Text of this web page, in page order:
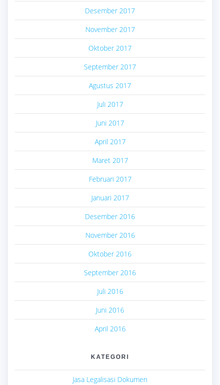
Desember 2017
November 2017
Oktober 2017
September 2017
Agustus 2017
Juli 2017
Juni 2017
April 2017
Maret 2017
Februari 2017
Januari 2017
Desember 2016
November 2016
Oktober 2016
September 2016
Juli 2016
Juni 2016
April 2016
KATEGORI
Jasa Legalisasi Dokumen